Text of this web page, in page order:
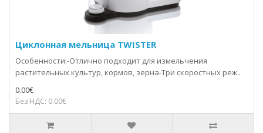
Циклонная мельница TWISTER
Особенности:-Отлично подходит для измельчения
растительных культур, кормов, зерна-Три скоростных реж..
0.00€
Без НДС: 0.00€